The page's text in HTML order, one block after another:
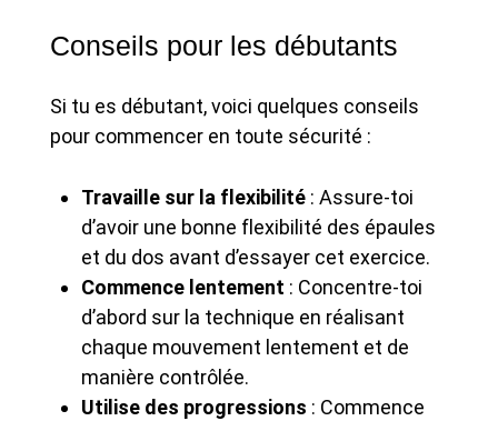
Conseils pour les débutants
Si tu es débutant, voici quelques conseils
pour commencer en toute sécurité :
Travaille sur la flexibilité : Assure-toi
d’avoir une bonne flexibilité des épaules
et du dos avant d’essayer cet exercice.
Commence lentement : Concentre-toi
d’abord sur la technique en réalisant
chaque mouvement lentement et de
manière contrôlée.
Utilise des progressions : Commence